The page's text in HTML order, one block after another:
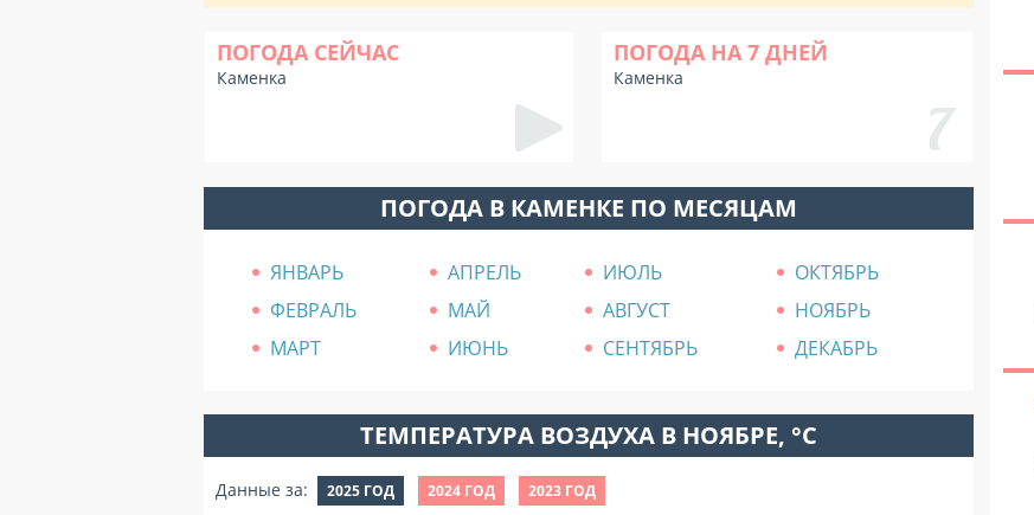
ПОГОДА СЕЙЧАС
Каменка
ПОГОДА НА 7 ДНЕЙ
Каменка
ПОГОДА В КАМЕНКЕ ПО МЕСЯЦАМ
ЯНВАРЬ АПРЕЛЬ ИЮЛЬ
ОКТЯБРЬ
ФЕВРАЛЬ
МАЙ АВГУСТ
НОЯБРЬ
МАРТ
ИЮНЬ СЕНТЯБРЬ ДЕКАБРЬ
ТЕМПЕРАТУРА ВОЗДУХА В НОЯБРЕ, °C
Данные за: 2025 ГОД 2024 ГОД 2023 ГОД